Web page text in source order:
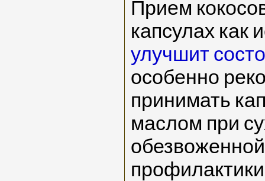
Прием
капсулах как
улучшит
особенно
принимать
маслом при